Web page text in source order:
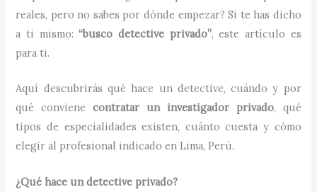
reales, pero no sabes por dónde empezar? Si te has dicho
a ti mismo:“busco detective privado”, este artículo es
para ti.
Aquí descubrirás qué hace un detective, cuándo y por
qué convienecontratar un investigador privado, qué
tipos de especialidades existen, cuánto cuesta y cómo
elegir al profesional indicado en Lima, Perú.
¿Qué hace un detective privado?